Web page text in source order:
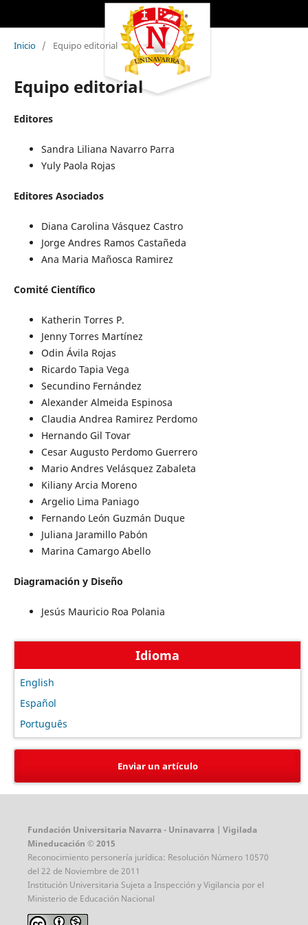
Inicio / Equipo editorial
Equipo editorial
Editores
Sandra Liliana Navarro Parra
Yuly Paola Rojas
Editores Asociados
Diana Carolina Vásquez Castro
Jorge Andres Ramos Castañeda
Ana Maria Mañosca Ramirez
Comité Científico
Katherin Torres P.
Jenny Torres Martínez
Odin Ávila Rojas
Ricardo Tapia Vega
Secundino Fernández
Alexander Almeida Espinosa
Claudia Andrea Ramirez Perdomo
Hernando Gil Tovar
Cesar Augusto Perdomo Guerrero
Mario Andres Velásquez Zabaleta
Kiliany Arcia Moreno
Argelio Lima Paniago
Fernando León Guzmán Duque
Juliana Jaramillo Pabón
Marina Camargo Abello
Diagramación y Diseño
Jesús Mauricio Roa Polania
Idioma
English
Español
Português
Enviar un artículo
Fundación Universitaria Navarra - Uninavarra | Vigilada
Mineducación © 2015
Reconocimiento personería jurídica: Resolución Número 10570
del 22 de Noviembre de 2011
Institución Universitaria Sujeta a Inspección y Vigilancia por el
Ministerio de Educación Nacional